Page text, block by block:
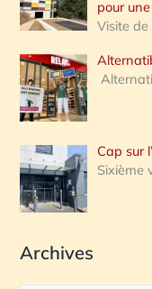
pour
Visite
Cap sur
Sixième
Archives